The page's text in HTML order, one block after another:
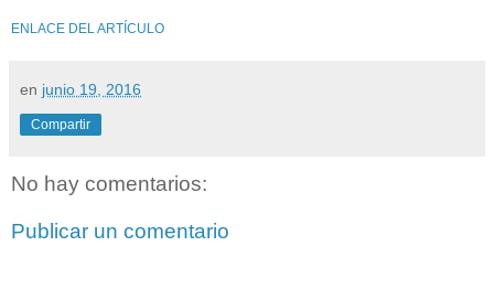
ENLACE DEL ARTÍCULO
en junio 19, 2016
Compartir
No hay comentarios:
Publicar un comentario